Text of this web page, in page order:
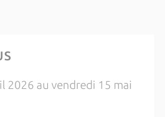
2026 au vendredi 15 mai